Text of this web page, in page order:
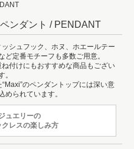
ンダント / PENDANT
シュフック、ホヌ、ホエールテー
定番モチーフも多数ご用意。
付けにもおすすめな商品もござい
。
のペンダントップには深い意
められています。
ュエリーの
レスの楽しみ方